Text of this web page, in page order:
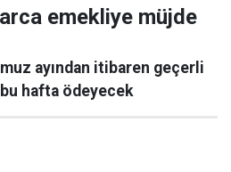
emekliye müjde
ayından itibaren geçerli
bu hafta ödeyecek